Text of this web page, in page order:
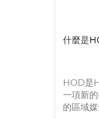
什麼是
HOD是
一項新
的區域